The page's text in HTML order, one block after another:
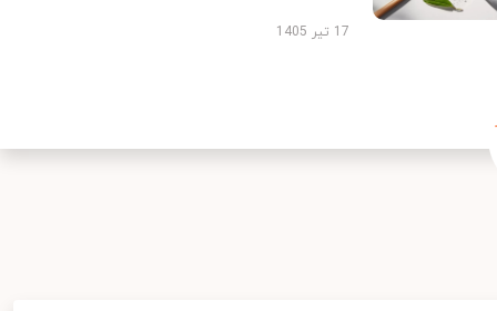
17 تیر 1405